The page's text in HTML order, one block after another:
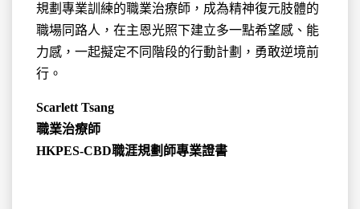
規劃專業訓練的職業治療師，成為精神復元肢體的
職場同路人，在主恩光照下建立多一點希望感、能
力感，一起擬定不同階段的行動計劃，勇敢逆境前
行。
Scarlett Tsang
職業治療師
HKPES-CBD職涯規劃師專業證書